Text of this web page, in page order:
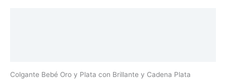
Colgante Bebé Oro y Plata con Brillante y Cadena Plata